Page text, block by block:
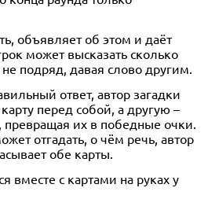
объявляет об этом и даёт
может высказать сколько
подряд, давая слово другим.
ответ, автор загадки
перед собой, а другую –
превращая их в победные очки.
отгадать, о чём речь, автор
обе карты.
вместе с картами на руках у